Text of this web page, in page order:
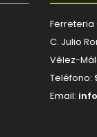
Ferreteria
C. Julio
Vélez-
Teléfono:
Email: